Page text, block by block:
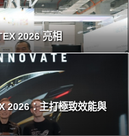
2026 亮相
2026：主打極致效能與